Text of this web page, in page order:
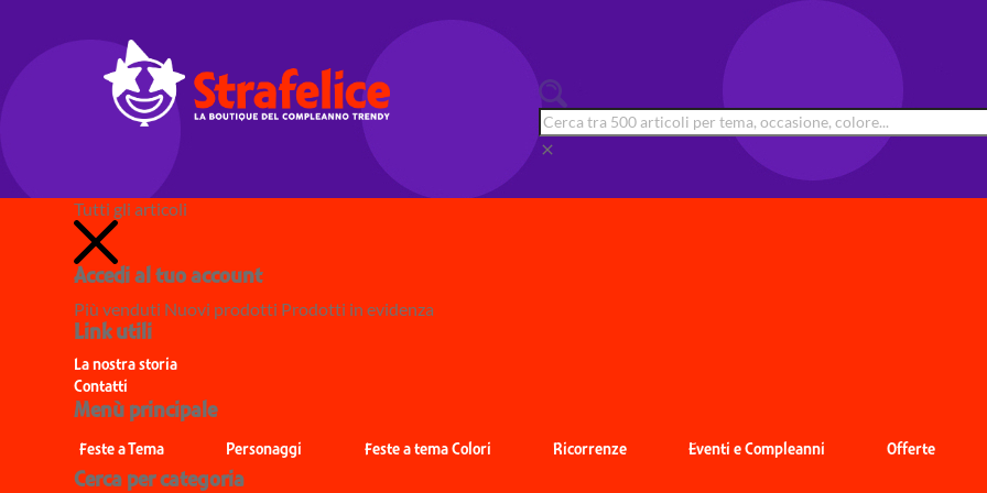
clear
Tutti gli articoli
Accedi al tuo account
Più venduti Nuovi prodotti Prodotti in evidenza
Link utili
La nostra storia
Contatti
Menù principale
Feste a Tema Personaggi Feste a tema Colori Ricorrenze Eventi e Compleanni Offerte
Cerca per categoria